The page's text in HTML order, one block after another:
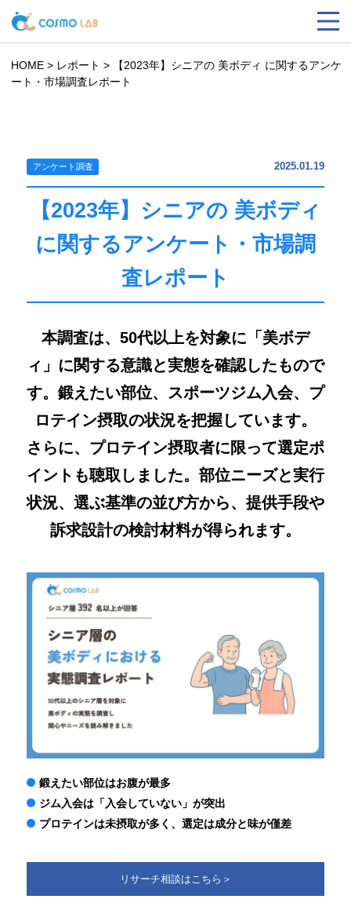
HOME > レポート >
【2023年】シニアの 美ボディ に関するアンケ
ート・市場調査レポート
アンケート調査 2025.01.19
【2023年】シニアの 美ボディ
に関するアンケート・市場調
査レポート
本調査は、50代以上を対象に「美ボデ
ィ」に関する意識と実態を確認したもので
す。鍛えたい部位、スポーツジム入会、プ
ロテイン摂取の状況を把握しています。
さらに、プロテイン摂取者に限って選定ポ
イントも聴取しました。部位ニーズと実行
状況、選ぶ基準の並び方から、提供手段や
訴求設計の検討材料が得られます。
鍛えたい部位はお腹が最多
ジム入会は「入会していない」が突出
プロテインは未摂取が多く、選定は成分と味が僅差
リサーチ相談はこちら＞